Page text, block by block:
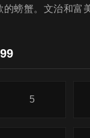
的螃蟹。文治和富
5